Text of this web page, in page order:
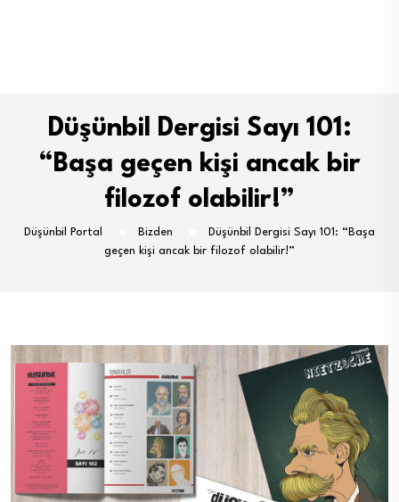
Düşünbil Dergisi Sayı 101:
“Başa geçen kişi ancak bir
filozof olabilir!”
Düşünbil Portal Bizden
Düşünbil Dergisi Sayı 101: “Başa
geçen kişi ancak bir filozof olabilir!”